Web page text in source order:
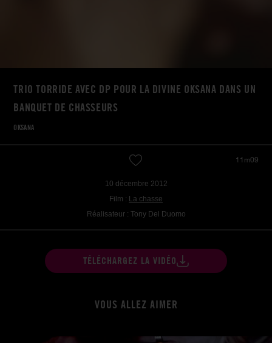
TRIO TORRIDE AVEC DP POUR LA DIVINE OKSANA DANS UN
BANQUET DE CHASSEURS
OKSANA
11m09
10 décembre 2012
Film : La chasse
Réalisateur : Tony Del Duomo
TÉLÉCHARGEZ LA VIDÉO
VOUS ALLEZ AIMER